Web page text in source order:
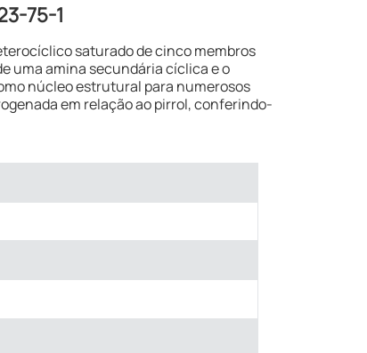
75-1
saturado de cinco membros
uma amina secundária cíclica e o
núcleo estrutural para numerosos
em relação ao pirrol, conferindo-